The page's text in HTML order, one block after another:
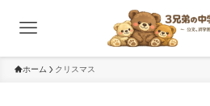
ホーム クリスマス